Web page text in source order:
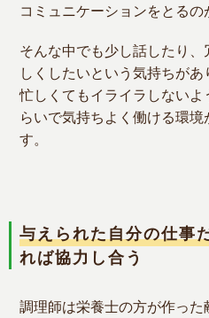
コミュニケーションをとるの
そんな中でも少し話したり
しくしたいという気持ちがあ
忙しくてもイライラしない
らいで気持ちよく働ける環
す。
与えられた自分の仕事
れば協力し合う
調理師は栄養士の方が作っ